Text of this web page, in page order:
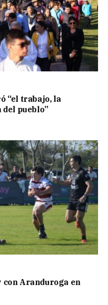
“el trabajo, la
pueblo”
con Aranduroga en